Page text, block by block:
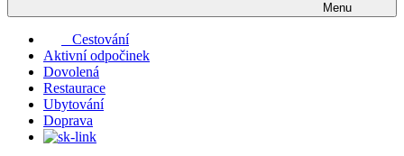
Menu
Cestování
Aktivní odpočinek
Dovolená
Restaurace
Ubytování
Doprava